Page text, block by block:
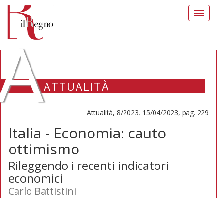
ATTUALITÀ
Attualità, 8/2023, 15/04/2023, pag. 229
Italia - Economia: cauto
ottimismo
Rileggendo i recenti indicatori
economici
Carlo Battistini